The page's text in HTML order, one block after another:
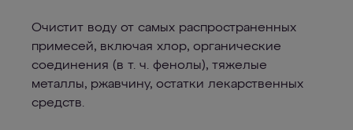
Очистит воду от самых распространенных
примесей, включая хлор, органические
соединения (в т. ч. фенолы), тяжелые
металлы, ржавчину, остатки лекарственных
средств.